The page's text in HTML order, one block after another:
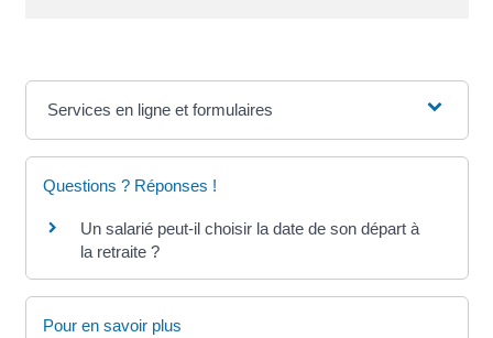
Services en ligne et formulaires
Questions ? Réponses !
Un salarié peut-il choisir la date de son départ à
la retraite ?
Pour en savoir plus